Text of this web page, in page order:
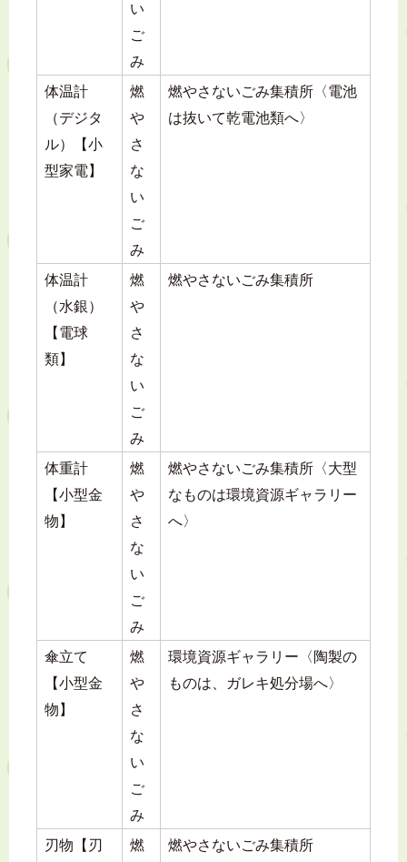
い
ご
み
体温計
（デジタ
ル）【小
型家電】
燃
や
さ
な
い
ご
み
燃やさないごみ集積所〈電池
は抜いて乾電池類へ〉
体温計
（水銀）
【電球
類】
燃
や
さ
な
い
ご
み
燃やさないごみ集積所
体重計
【小型金
物】
燃
や
さ
な
い
ご
み
燃やさないごみ集積所〈大型
なものは環境資源ギャラリー
へ〉
傘立て
【小型金
物】
燃
や
さ
な
い
ご
み
環境資源ギャラリー〈陶製の
ものは、ガレキ処分場へ〉
刃物【刃 燃 燃やさないごみ集積所